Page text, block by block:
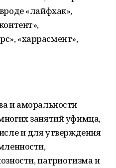
«лайфхак»,
«харрасмент»,
и аморальности
занятий уфимца,
и для утверждения
патриотизма и